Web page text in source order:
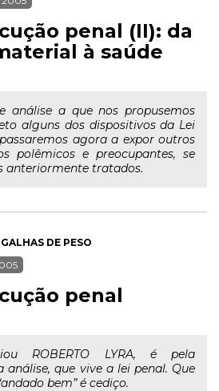
penal (II): da
à saúde
análise a que nos propusemos
alguns dos dispositivos da Lei
agora a expor outros
polêmicos e preocupantes, se
anteriormente tratados.
DE PESO
penal
ROBERTO LYRA, é pela
análise, que vive a lei penal. Que
bem” é cediço.